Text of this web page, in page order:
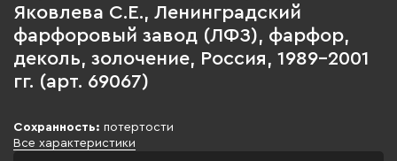
Яковлева С.Е., Ленинградский
фарфоровый завод (ЛФЗ), фарфор,
деколь, золочение, Россия, 1989-2001
гг. (арт. 69067)
Сохранность: потертости
Все характеристики